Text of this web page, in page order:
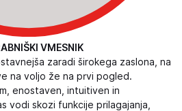
VMESNIK
zaradi širokega zaslona, na
na voljo že na prvi pogled.
enostaven, intuitiven in
vodi skozi funkcije prilagajanja,